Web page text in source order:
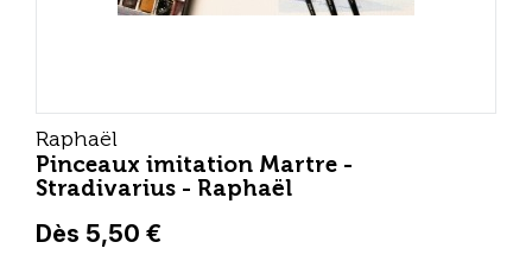
Raphaël
Pinceaux imitation Martre -
Stradivarius - Raphaël
Dès 5,50 €